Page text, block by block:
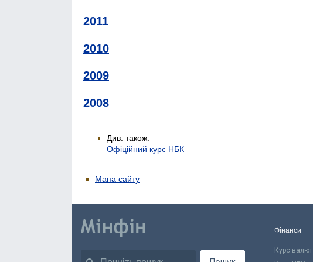
2011
2010
2009
2008
Див. також:
Офіційний курс НБК
Мапа сайту
Фінанси
Курс валют